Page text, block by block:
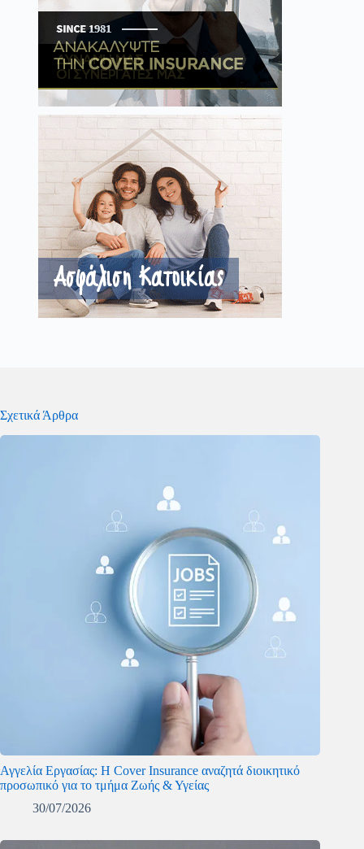
Σχετικά Άρθρα
Αγγελία Εργασίας: Η Cover Insurance αναζητά διοικητικό
προσωπικό για το τμήμα Ζωής & Υγείας
30/07/2026